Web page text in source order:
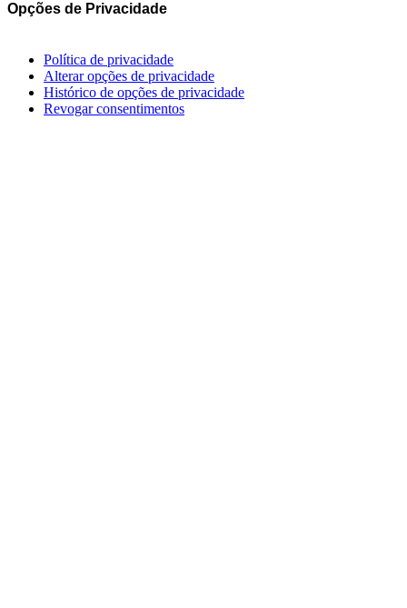
Opções de Privacidade
Política de privacidade
Alterar opções de privacidade
Histórico de opções de privacidade
Revogar consentimentos